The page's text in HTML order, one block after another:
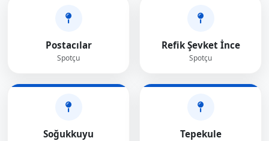
Postacılar
Spotçu
Refik Şevket İnce
Spotçu
Soğukkuyu Tepekule